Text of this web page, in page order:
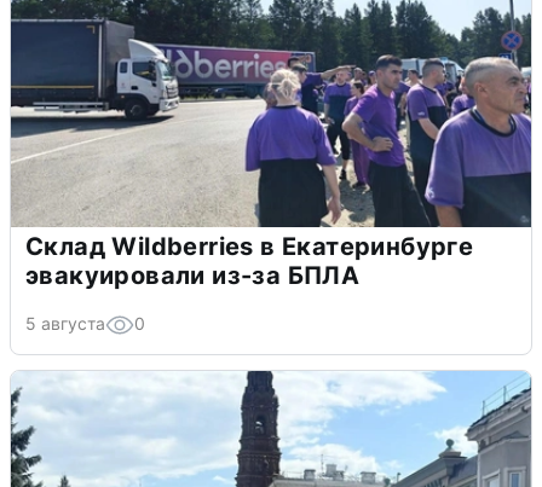
Склад Wildberries в Екатеринбурге
эвакуировали из-за БПЛА
5 августа 0